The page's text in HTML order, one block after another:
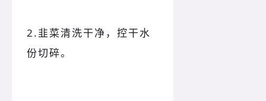
2.韭菜清洗干净，控干水
份切碎。